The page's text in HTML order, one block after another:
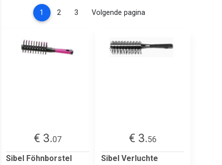
1 (current)
2 3 Volgende pagina
€ 3.07
Sibel Föhnborstel
€ 3.56
Sibel Verluchte